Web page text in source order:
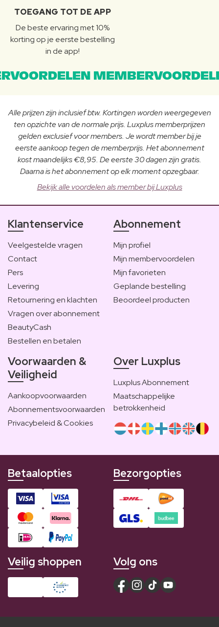
TOEGANG TOT DE APP
De beste ervaring met 10%
korting op je eerste bestelling
in de app!
Alle prijzen zijn inclusief btw. Kortingen worden weergegeven
ten opzichte van de normale prijs. Luxplus memberprijzen
gelden exclusief voor members. Je wordt member bij je
eerste aankoop tegen de memberprijs. Het abonnement
kost maandelijks €8,95. De eerste 30 dagen zijn gratis.
Daarna is het abonnement op elk moment opzegbaar.
Bekijk alle voordelen als member bij Luxplus
Klantenservice
Veelgestelde vragen
Contact
Pers
Levering
Retournering en klachten
Vragen over abonnement
BeautyCash
Bestellen en betalen
Abonnement
Mijn profiel
Mijn membervoordelen
Mijn favorieten
Geplande bestelling
Beoordeel producten
Voorwaarden &
Veiligheid
Aankoopvoorwaarden
Abonnementsvoorwaarden
Privacybeleid & Cookies
Over Luxplus
Luxplus Abonnement
Maatschappelijke
betrokkenheid
Betaalopties Bezorgopties
Veilig shoppen Volg ons